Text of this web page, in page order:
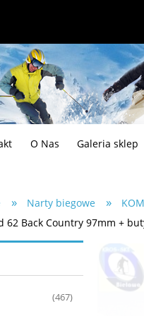
O Nas Galeria sklep
» Narty biegowe »
62 Back Country 97mm +
(467)